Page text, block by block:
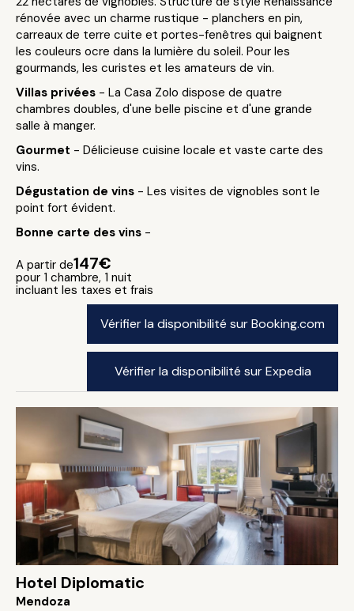
rénovée avec un charme rustique - planchers en pin,
carreaux de terre cuite et portes-fenêtres qui baignent
les couleurs ocre dans la lumière du soleil. Pour les
gourmands, les curistes et les amateurs de vin.
Villas privées - La Casa Zolo dispose de quatre
chambres doubles, d'une belle piscine et d'une grande
salle à manger.
Gourmet - Délicieuse cuisine locale et vaste carte des
vins.
Dégustation de vins - Les visites de vignobles sont le
point fort évident.
Bonne carte des vins -
A partir de147€
pour 1 chambre, 1 nuit
incluant les taxes et frais
Vérifier la disponibilité sur Booking.com
Vérifier la disponibilité sur Expedia
Hotel Diplomatic
Mendoza